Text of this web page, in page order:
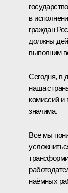
в
граждан
должны
выполним
Сегодня, в
наша
комиссий и
значима.
Все мы
наёмных